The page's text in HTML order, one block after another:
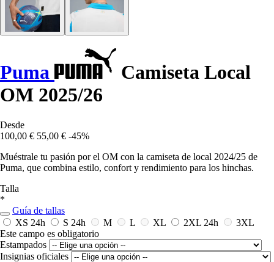
Puma
Camiseta Local
OM 2025/26
Desde
100,00 € 55,00 € -45%
Muéstrale tu pasión por el OM con la camiseta de local 2024/25 de
Puma, que combina estilo, confort y rendimiento para los hinchas.
Talla
*
Guía de tallas
XS 24h S 24h M L XL 2XL 24h
3XL
Este campo es obligatorio
Estampados
Insignias oficiales